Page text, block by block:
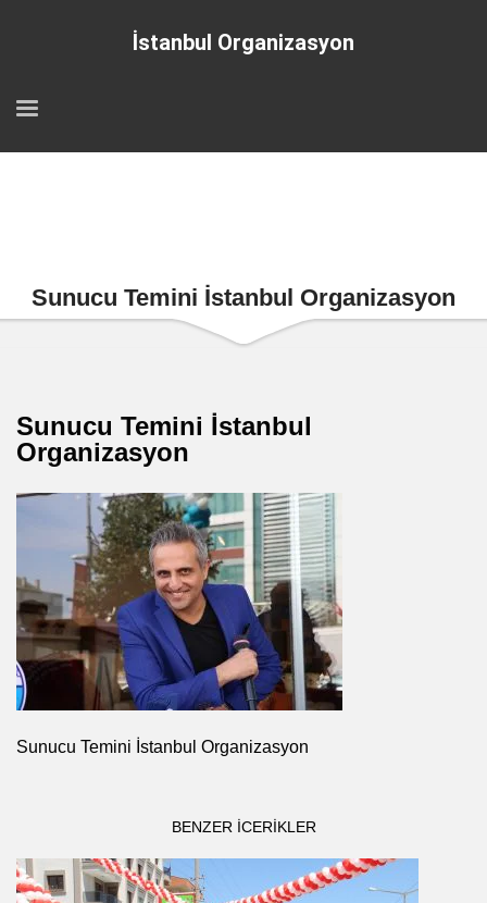
İstanbul Organizasyon
Sunucu Temini İstanbul Organizasyon
Sunucu Temini İstanbul
Organizasyon
Sunucu Temini İstanbul Organizasyon
BENZER ICERIKLER